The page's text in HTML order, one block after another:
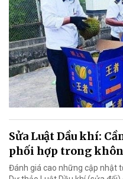
Sửa Luật Dầu khí:
phối hợp trong
Đánh giá cao những cập nhật